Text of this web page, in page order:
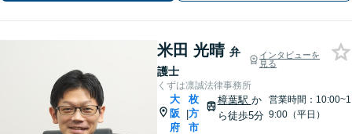
米田 光晴 弁
護士
インタビューを
見る
くずは凛誠法律事務所
大
阪
府
|
枚
方
市
樟葉駅 か
ら徒歩5分
営業時間：10:00~1
9:00（平日）